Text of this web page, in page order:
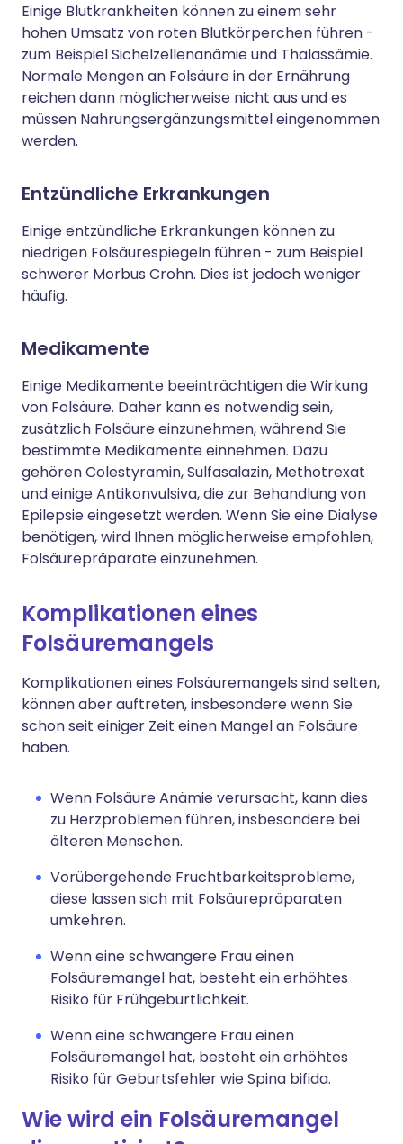
Einige Blutkrankheiten können zu einem sehr
hohen Umsatz von roten Blutkörperchen führen -
zum Beispiel Sichelzellenanämie und Thalassämie.
Normale Mengen an Folsäure in der Ernährung
reichen dann möglicherweise nicht aus und es
müssen Nahrungsergänzungsmittel eingenommen
werden.
Entzündliche Erkrankungen
Einige entzündliche Erkrankungen können zu
niedrigen Folsäurespiegeln führen - zum Beispiel
schwerer Morbus Crohn. Dies ist jedoch weniger
häufig.
Medikamente
Einige Medikamente beeinträchtigen die Wirkung
von Folsäure. Daher kann es notwendig sein,
zusätzlich Folsäure einzunehmen, während Sie
bestimmte Medikamente einnehmen. Dazu
gehören Colestyramin, Sulfasalazin, Methotrexat
und einige Antikonvulsiva, die zur Behandlung von
Epilepsie eingesetzt werden. Wenn Sie eine Dialyse
benötigen, wird Ihnen möglicherweise empfohlen,
Folsäurepräparate einzunehmen.
Komplikationen eines
Folsäuremangels
Komplikationen eines Folsäuremangels sind selten,
können aber auftreten, insbesondere wenn Sie
schon seit einiger Zeit einen Mangel an Folsäure
haben.
Wenn Folsäure Anämie verursacht, kann dies
zu Herzproblemen führen, insbesondere bei
älteren Menschen.
Vorübergehende Fruchtbarkeitsprobleme,
diese lassen sich mit Folsäurepräparaten
umkehren.
Wenn eine schwangere Frau einen
Folsäuremangel hat, besteht ein erhöhtes
Risiko für Frühgeburtlichkeit.
Wenn eine schwangere Frau einen
Folsäuremangel hat, besteht ein erhöhtes
Risiko für Geburtsfehler wie Spina bifida.
Wie wird ein Folsäuremangel